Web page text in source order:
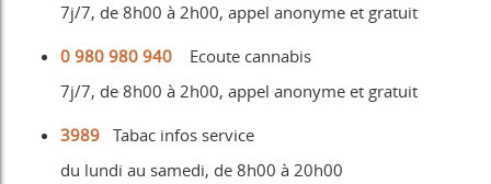
7j/7, de 8h00 à 2h00, appel anonyme et gratuit
0 980 980 940 Ecoute cannabis
7j/7, de 8h00 à 2h00, appel anonyme et gratuit
3989 Tabac infos service
du lundi au samedi, de 8h00 à 20h00